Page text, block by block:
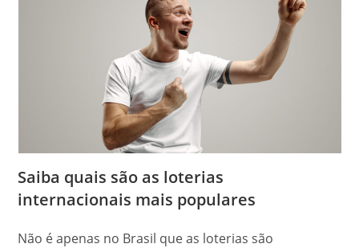
Saiba quais são as loterias
internacionais mais populares
Não é apenas no Brasil que as loterias são